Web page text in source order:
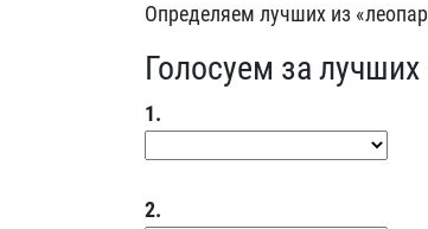
Определяем лучших из
Голосуем за
1.
2.